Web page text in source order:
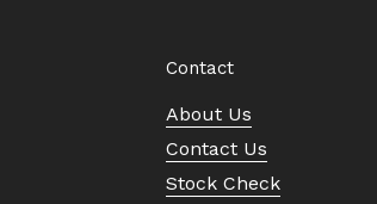
Contact
About Us
Contact Us
Stock Check